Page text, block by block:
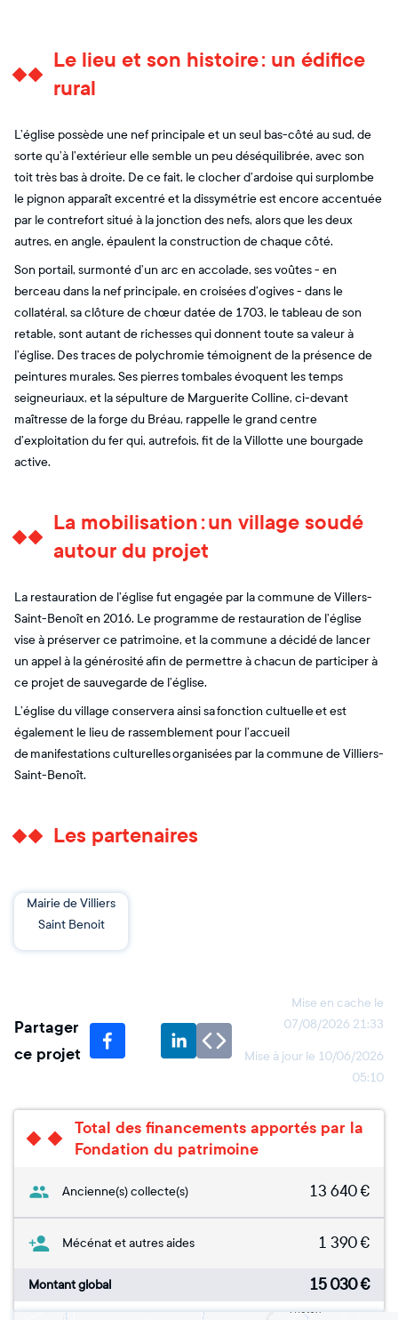
Le lieu et son histoire : un édifice
rural
L’église possède une nef principale et un seul bas-côté au sud, de
sorte qu’à l’extérieur elle semble un peu déséquilibrée, avec son
toit très bas à droite. De ce fait, le clocher d’ardoise qui surplombe
le pignon apparaît excentré et la dissymétrie est encore accentuée
par le contrefort situé à la jonction des nefs, alors que les deux
autres, en angle, épaulent la construction de chaque côté.
Son portail, surmonté d’un arc en accolade, ses voûtes - en
berceau dans la nef principale, en croisées d’ogives - dans le
collatéral, sa clôture de chœur datée de 1703, le tableau de son
retable, sont autant de richesses qui donnent toute sa valeur à
l’église. Des traces de polychromie témoignent de la présence de
peintures murales. Ses pierres tombales évoquent les temps
seigneuriaux, et la sépulture de Marguerite Colline, ci-devant
maîtresse de la forge du Bréau, rappelle le grand centre
d’exploitation du fer qui, autrefois, fit de la Villotte une bourgade
active.
La mobilisation : un village soudé
autour du projet
La restauration de l’église fut engagée par la commune de Villers-
Saint-Benoît en 2016. Le programme de restauration de l’église
vise à préserver ce patrimoine, et la commune a décidé de lancer
un appel à la générosité afin de permettre à chacun de participer à
ce projet de sauvegarde de l’église.
L’église du village conservera ainsi sa fonction cultuelle et est
également le lieu de rassemblement pour l’accueil
de manifestations culturelles organisées par la commune de Villiers-
Saint-Benoît.
Les partenaires
Mairie de Villiers
Saint Benoit
Partager
ce projet
Mise en cache le
07/08/2026 21:33
Mise à jour le 10/06/2026
05:10
Total des financements apportés par la
Fondation du patrimoine
Ancienne(s) collecte(s) 13 640€
Mécénat et autres aides 1 390€
Montant global 15 030€